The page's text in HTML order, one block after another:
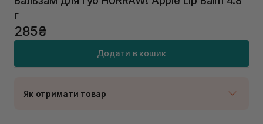
г
285₴
Додати в кошик
Як отримати товар